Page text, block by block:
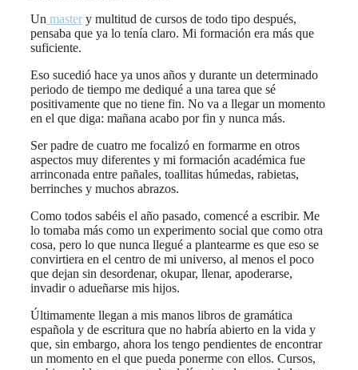
Un master y multitud de cursos de todo tipo después,
pensaba que ya lo tenía claro. Mi formación era más que
suficiente.
Eso sucedió hace ya unos años y durante un determinado
periodo de tiempo me dediqué a una tarea que sé
positivamente que no tiene fin. No va a llegar un momento
en el que diga: mañana acabo por fin y nunca más.
Ser padre de cuatro me focalizó en formarme en otros
aspectos muy diferentes y mi formación académica fue
arrinconada entre pañales, toallitas húmedas, rabietas,
berrinches y muchos abrazos.
Como todos sabéis el año pasado, comencé a escribir. Me
lo tomaba más como un experimento social que como otra
cosa, pero lo que nunca llegué a plantearme es que eso se
convirtiera en el centro de mi universo, al menos el poco
que dejan sin desordenar, okupar, llenar, apoderarse,
invadir o adueñarse mis hijos.
Últimamente llegan a mis manos libros de gramática
española y de escritura que no habría abierto en la vida y
que, sin embargo, ahora los tengo pendientes de encontrar
un momento en el que pueda ponerme con ellos. Cursos,